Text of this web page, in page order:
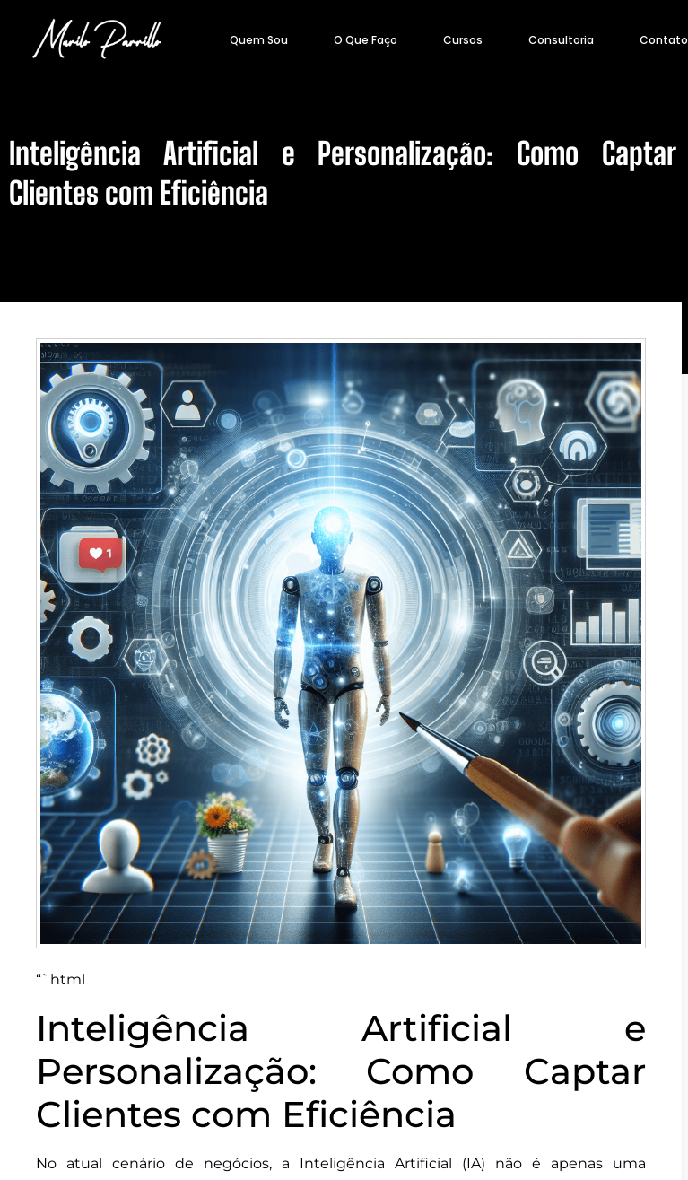
Quem Sou O Que Faço Cursos Consultoria Contato
Inteligência Artificial e Personalização: Como Captar
Clientes com Eficiência
“`html
Inteligência Artificial e
Personalização: Como Captar
Clientes com Eficiência
No atual cenário de negócios, a Inteligência Artificial (IA) não é apenas uma